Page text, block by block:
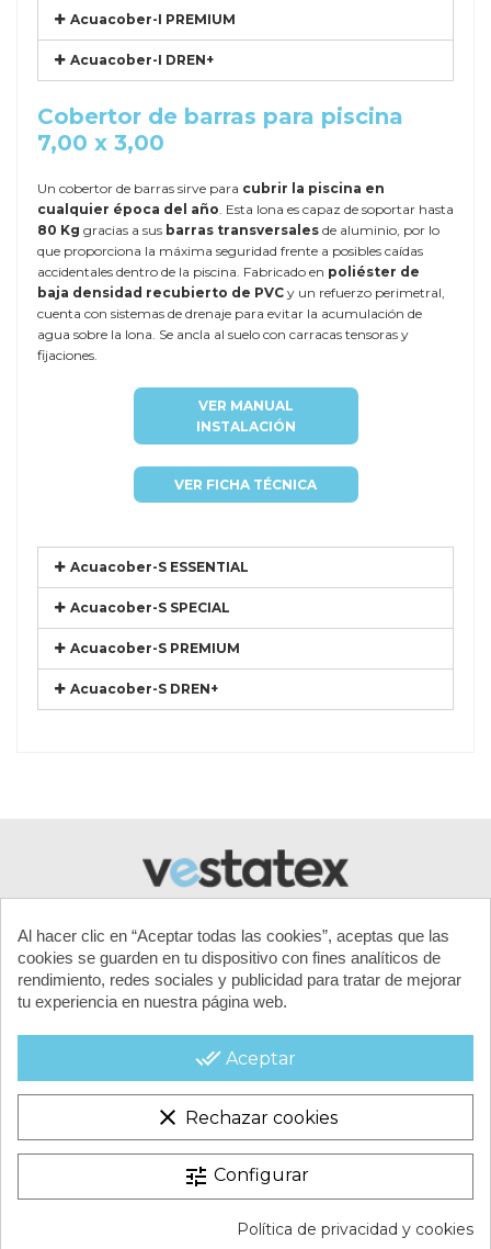
Acuacober-I PREMIUM
Acuacober-I DREN+
Cobertor de barras para piscina
7,00 x 3,00
Un cobertor de barras sirve para cubrir la piscina en
cualquier época del año. Esta lona es capaz de soportar hasta
80 Kg gracias a sus barras transversales de aluminio, por lo
que proporciona la máxima seguridad frente a posibles caídas
accidentales dentro de la piscina. Fabricado en poliéster de
baja densidad recubierto de PVC y un refuerzo perimetral,
cuenta con sistemas de drenaje para evitar la acumulación de
agua sobre la lona. Se ancla al suelo con carracas tensoras y
fijaciones.
VER MANUAL
INSTALACIÓN
VER FICHA TÉCNICA
Acuacober-S ESSENTIAL
Acuacober-S SPECIAL
Acuacober-S PREMIUM
Acuacober-S DREN+
CONTACTA CON NOSOTROS
CONDICIONES COMERCIALES
Aviso legal |
Términos y condiciones |
Política de Privacidad | Mapa del Sitio
Al hacer clic en “Aceptar todas las cookies”, aceptas que las
cookies se guarden en tu dispositivo con fines analíticos de
rendimiento, redes sociales y publicidad para tratar de mejorar
tu experiencia en nuestra página web.
done_all Aceptar
clear Rechazar cookies
tune Configurar
Política de privacidad y cookies